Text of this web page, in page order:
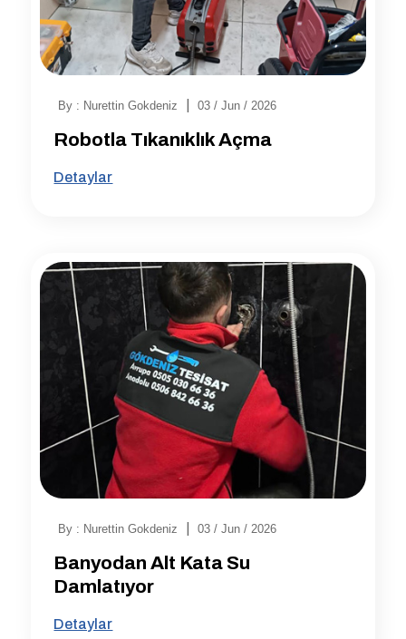
By : Nurettin Gokdeniz 03 / Jun / 2026
Robotla Tıkanıklık Açma
Detaylar
By : Nurettin Gokdeniz 03 / Jun / 2026
Banyodan Alt Kata Su
Damlatıyor
Detaylar